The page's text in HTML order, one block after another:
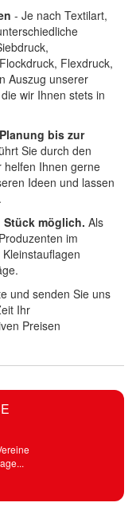
- Je nach Textilart,
Flexdruck,
Auszug unserer
wir Ihnen stets in
bis zur
Sie durch den
helfen Ihnen gerne
Ideen und lassen
Stück möglich. Als
im
und senden Sie uns
Ihr
Preisen